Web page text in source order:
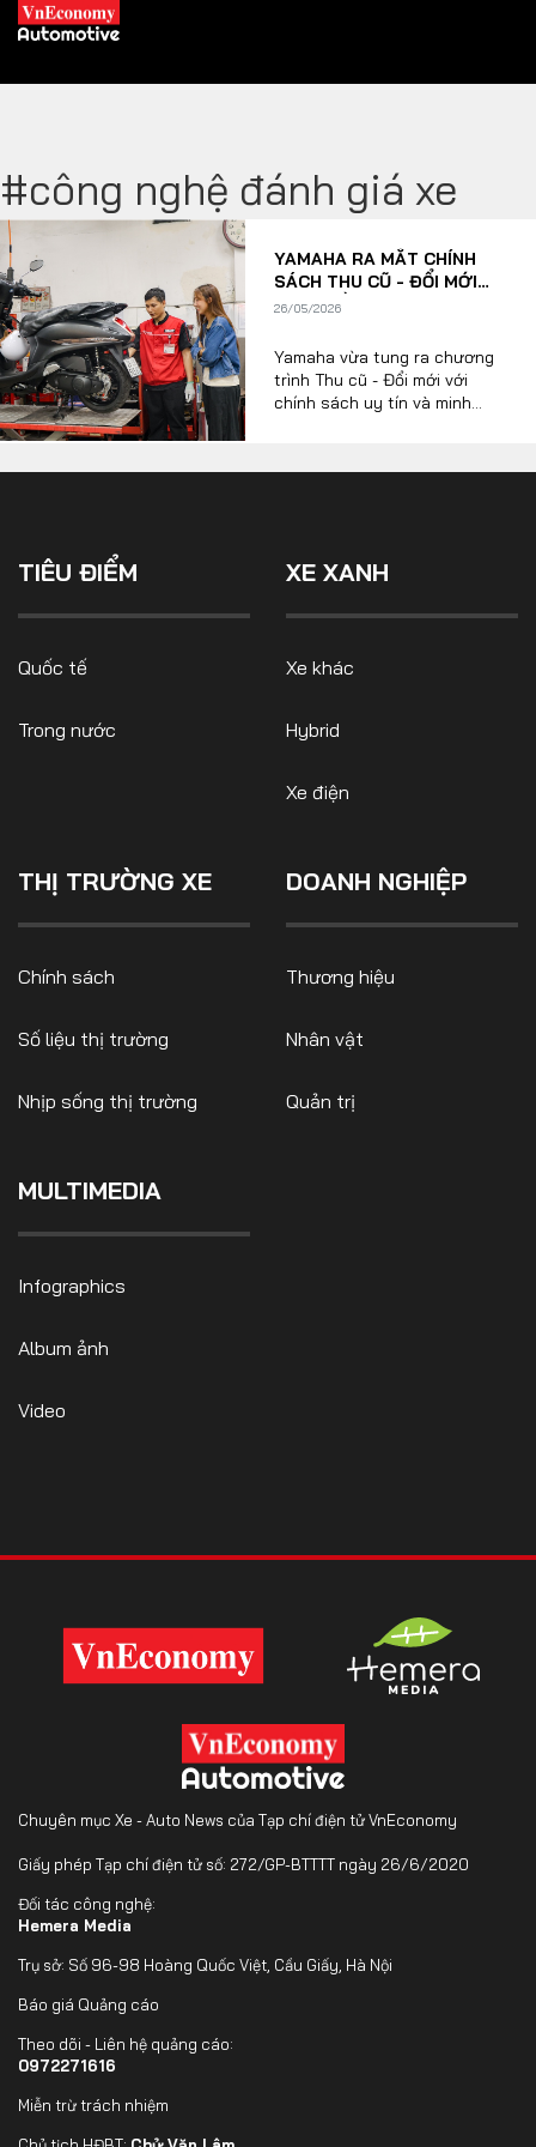
Trang chủ
Tiêu điểm
XE XANH
Xe khác
Hybrid
Xe điện
THỊ TRƯỜNG XE
Số liệu thị trường
MULTIMEDIA
Infographics
TRA CỨU XE
DÒNG XE
FOLLOW US
0972271616
#công nghệ đánh giá xe
YAMAHA RA MẮT CHÍNH
SÁCH THU CŨ - ĐỔI MỚI
VỚI NHIỀU ƯU ĐÃI ĐỘC
26/05/2026
Yamaha vừa tung ra chương
trình Thu cũ - Đổi mới với
chính sách uy tín và minh
mới nhưng chưa có kinh
TIÊU ĐIỂM
Quốc tế
Trong nước
XE XANH
Xe khác
Hybrid
Xe điện
THỊ TRƯỜNG XE
Chính sách
Số liệu thị trường
Nhịp sống thị trường
DOANH NGHIỆP
Thương hiệu
Nhân vật
Quản trị
MULTIMEDIA
Infographics
Album ảnh
Video
Chuyên mục Xe - Auto News của Tạp chí điện tử VnEconomy
Giấy phép Tạp chí điện tử số: 272/GP-BTTTT ngày 26/6/2020
Đối tác công nghệ:
Hemera Media
Trụ sở: Số 96-98 Hoàng Quốc Việt, Cầu Giấy, Hà Nội
Báo giá Quảng cáo
Theo dõi - Liên hệ quảng cáo:
0972271616
Miễn trừ trách nhiệm